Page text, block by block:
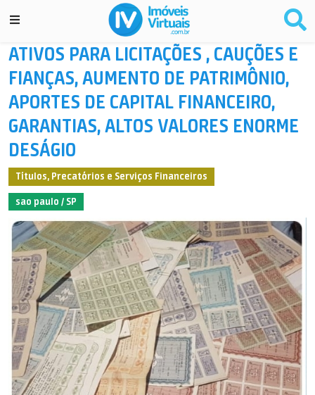
ATIVOS PARA LICITAÇÕES , CAUÇÕES E
FIANÇAS, AUMENTO DE PATRIMÔNIO,
APORTES DE CAPITAL FINANCEIRO,
GARANTIAS, ALTOS VALORES ENORME
DESÁGIO
Títulos, Precatórios e Serviços Financeiros
sao paulo / SP